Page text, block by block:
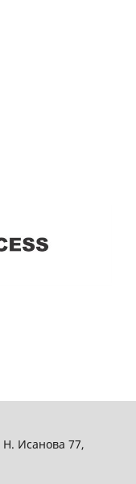
Исанова 77,